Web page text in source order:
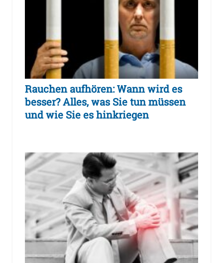
Rauchen aufhören: Wann wird es
besser? Alles, was Sie tun müssen
und wie Sie es hinkriegen